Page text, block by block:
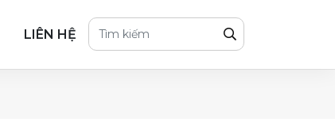
LIÊN HỆ